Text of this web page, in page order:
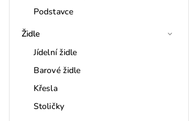
Podstavce
Židle
Jídelní židle
Barové židle
Křesla
Stoličky